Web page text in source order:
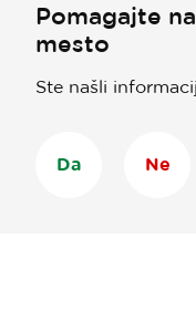
Pomagajte
mesto
Ste našli
Da Ne